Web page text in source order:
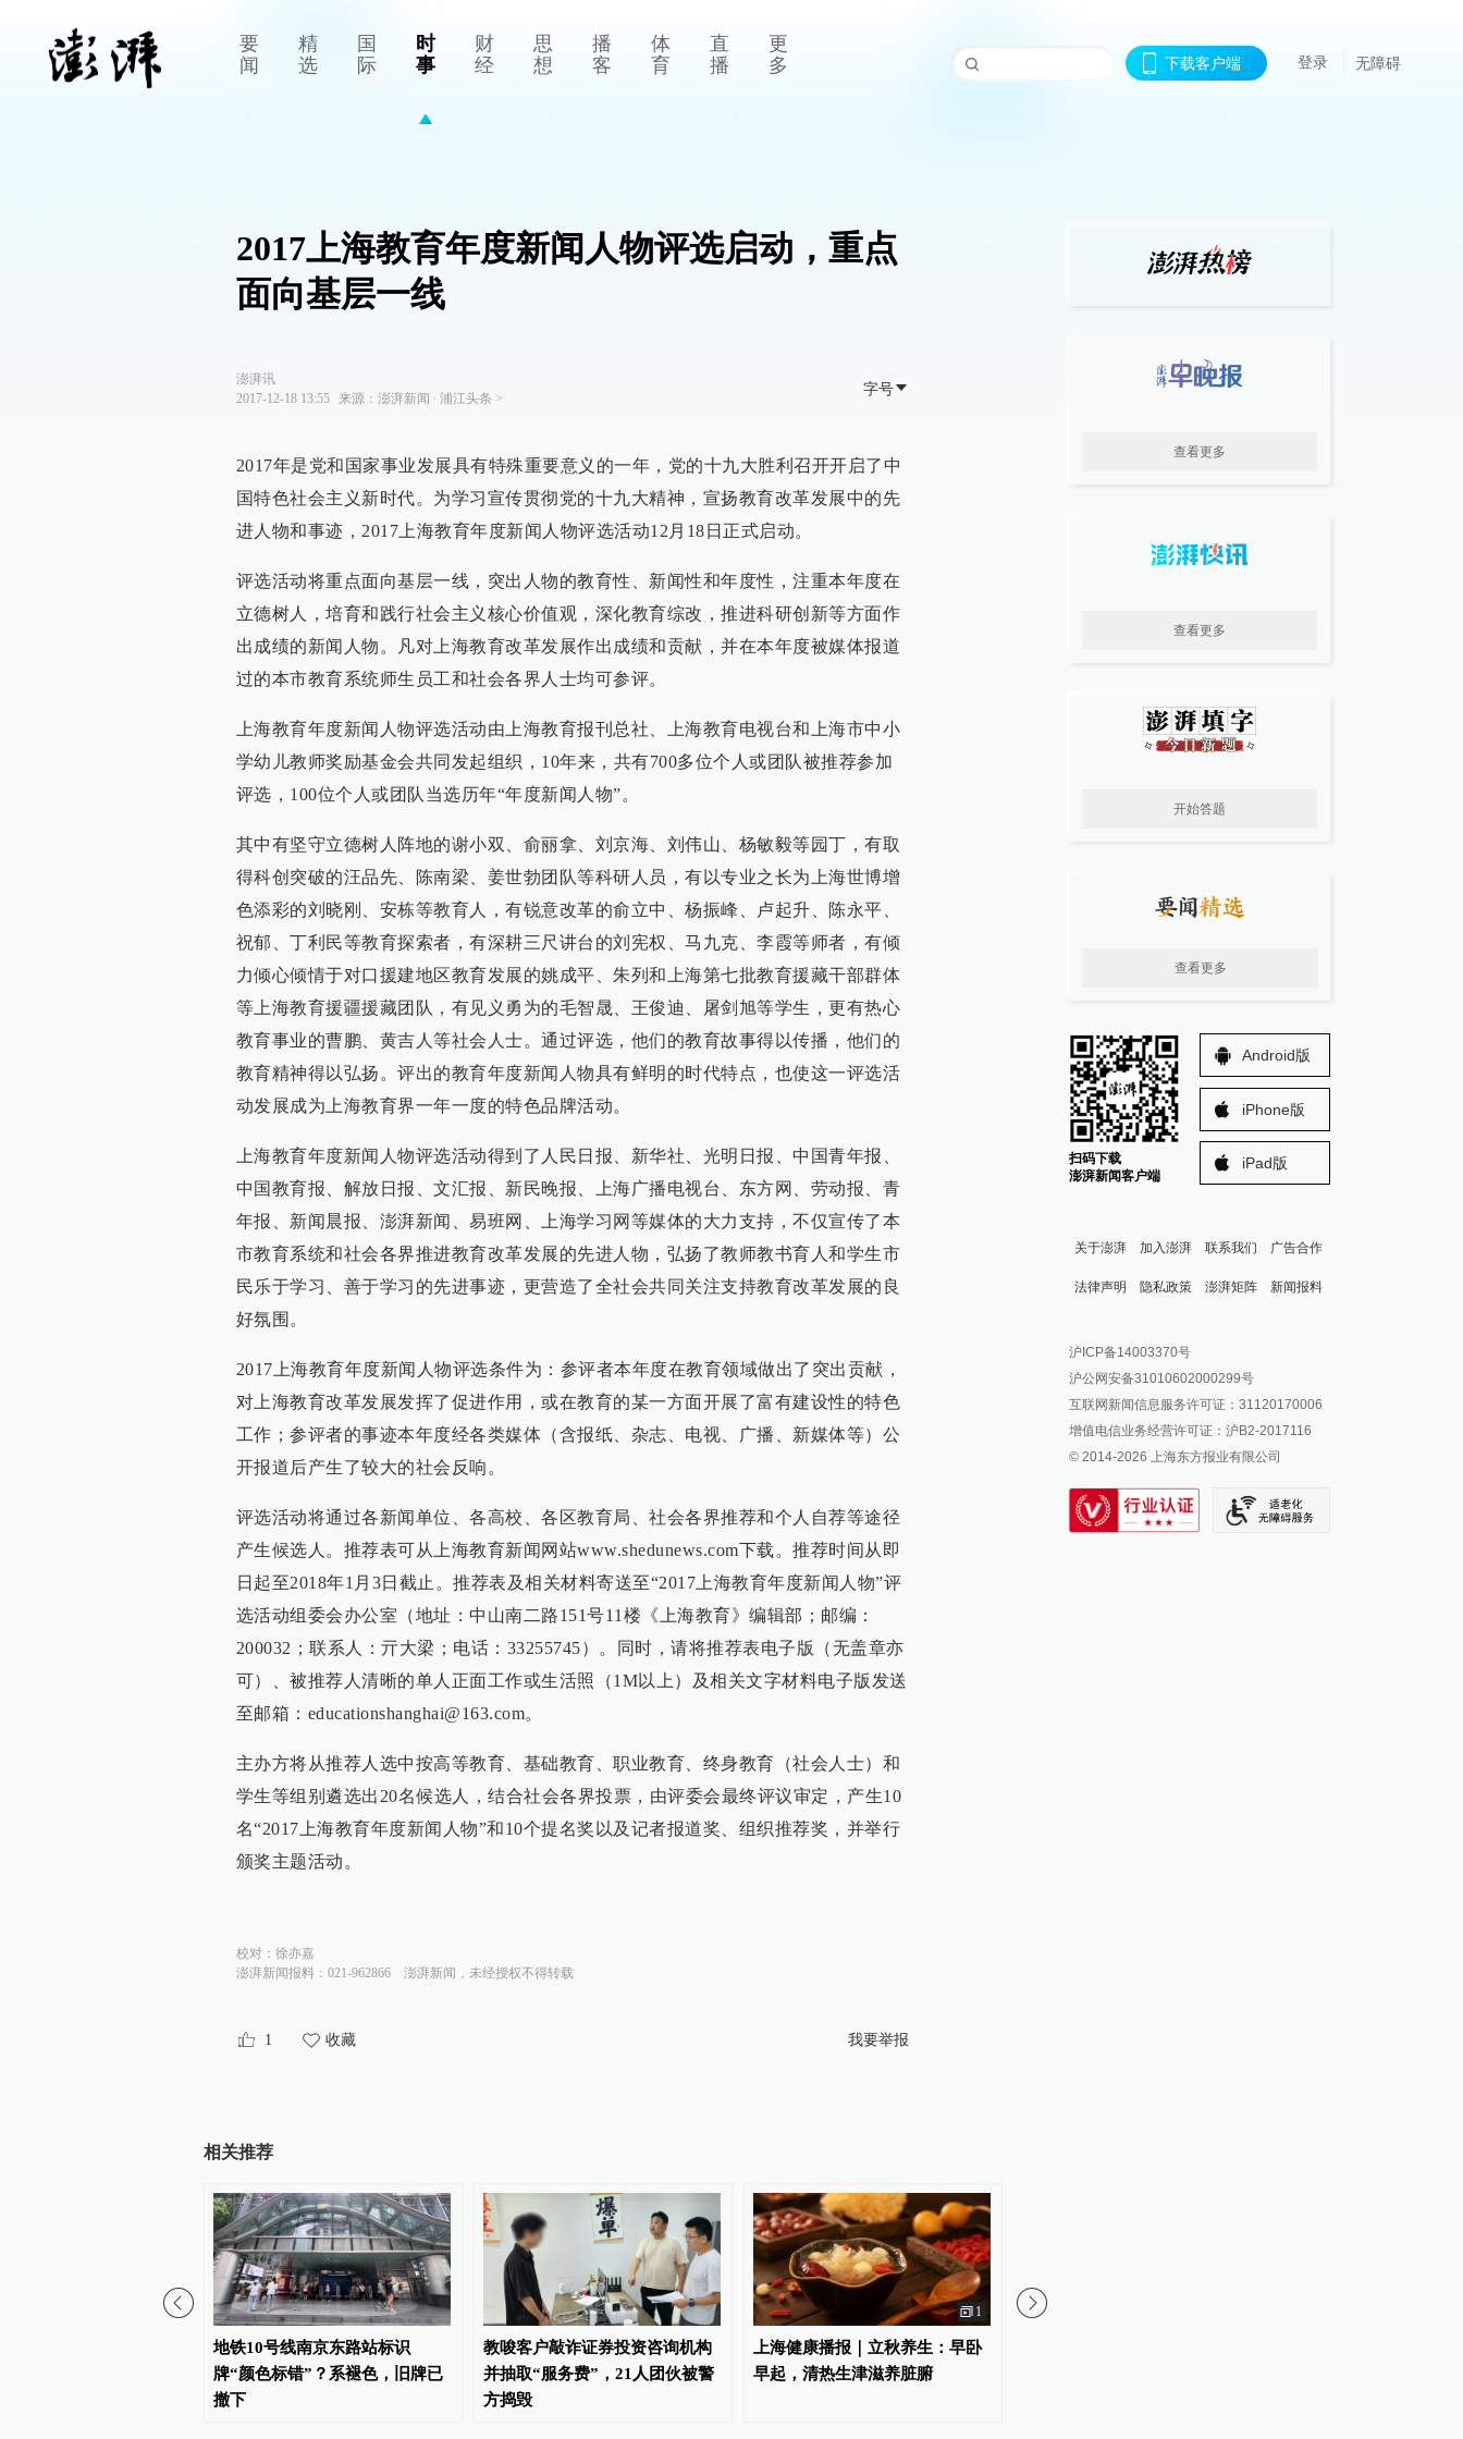
要
闻
精
选
国
际
时
事
财
经
思
想
播
客
体
育
直
播
更
多
下载客户端 登录 无障碍
2017上海教育年度新闻人物评选启动，重点
面向基层一线
澎湃讯
2017-12-18 13:55
来源： 澎湃新闻 ∙ 浦江头条 >
字号
2017年是党和国家事业发展具有特殊重要意义的一年，党的十九大胜利召开开启了中
国特色社会主义新时代。为学习宣传贯彻党的十九大精神，宣扬教育改革发展中的先
进人物和事迹，2017上海教育年度新闻人物评选活动12月18日正式启动。
评选活动将重点面向基层一线，突出人物的教育性、新闻性和年度性，注重本年度在
立德树人，培育和践行社会主义核心价值观，深化教育综改，推进科研创新等方面作
出成绩的新闻人物。凡对上海教育改革发展作出成绩和贡献，并在本年度被媒体报道
过的本市教育系统师生员工和社会各界人士均可参评。
上海教育年度新闻人物评选活动由上海教育报刊总社、上海教育电视台和上海市中小
学幼儿教师奖励基金会共同发起组织，10年来，共有700多位个人或团队被推荐参加
评选，100位个人或团队当选历年“年度新闻人物”。
其中有坚守立德树人阵地的谢小双、俞丽拿、刘京海、刘伟山、杨敏毅等园丁，有取
得科创突破的汪品先、陈南梁、姜世勃团队等科研人员，有以专业之长为上海世博增
色添彩的刘晓刚、安栋等教育人，有锐意改革的俞立中、杨振峰、卢起升、陈永平、
祝郁、丁利民等教育探索者，有深耕三尺讲台的刘宪权、马九克、李霞等师者，有倾
力倾心倾情于对口援建地区教育发展的姚成平、朱列和上海第七批教育援藏干部群体
等上海教育援疆援藏团队，有见义勇为的毛智晟、王俊迪、屠剑旭等学生，更有热心
教育事业的曹鹏、黄吉人等社会人士。通过评选，他们的教育故事得以传播，他们的
教育精神得以弘扬。评出的教育年度新闻人物具有鲜明的时代特点，也使这一评选活
动发展成为上海教育界一年一度的特色品牌活动。
上海教育年度新闻人物评选活动得到了人民日报、新华社、光明日报、中国青年报、
中国教育报、解放日报、文汇报、新民晚报、上海广播电视台、东方网、劳动报、青
年报、新闻晨报、澎湃新闻、易班网、上海学习网等媒体的大力支持，不仅宣传了本
市教育系统和社会各界推进教育改革发展的先进人物，弘扬了教师教书育人和学生市
民乐于学习、善于学习的先进事迹，更营造了全社会共同关注支持教育改革发展的良
好氛围。
2017上海教育年度新闻人物评选条件为：参评者本年度在教育领域做出了突出贡献，
对上海教育改革发展发挥了促进作用，或在教育的某一方面开展了富有建设性的特色
工作；参评者的事迹本年度经各类媒体（含报纸、杂志、电视、广播、新媒体等）公
开报道后产生了较大的社会反响。
评选活动将通过各新闻单位、各高校、各区教育局、社会各界推荐和个人自荐等途径
产生候选人。推荐表可从上海教育新闻网站www.shedunews.com下载。推荐时间从即
日起至2018年1月3日截止。推荐表及相关材料寄送至“2017上海教育年度新闻人物”评
选活动组委会办公室（地址：中山南二路151号11楼《上海教育》编辑部；邮编：
200032；联系人：亓大梁；电话：33255745）。同时，请将推荐表电子版（无盖章亦
可）、被推荐人清晰的单人正面工作或生活照（1M以上）及相关文字材料电子版发送
至邮箱：educationshanghai@163.com。
主办方将从推荐人选中按高等教育、基础教育、职业教育、终身教育（社会人士）和
学生等组别遴选出20名候选人，结合社会各界投票，由评委会最终评议审定，产生10
名“2017上海教育年度新闻人物”和10个提名奖以及记者报道奖、组织推荐奖，并举行
颁奖主题活动。
校对： 徐亦嘉
澎湃新闻报料：021-962866
澎湃新闻，未经授权不得转载
1 收藏 我要举报
相关推荐
地铁10号线南京东路站标识
牌“颜色标错”？系褪色，旧牌已
撤下
教唆客户敲诈证券投资咨询机构
并抽取“服务费”，21人团伙被警
方捣毁
1
上海健康播报｜立秋养生：早卧
早起，清热生津滋养脏腑
查看更多
查看更多
开始答题
查看更多
扫码下载
澎湃新闻客户端
Android版
iPhone版
iPad版
关于澎湃 加入澎湃 联系我们 广告合作
法律声明 隐私政策 澎湃矩阵
澎湃新闻公众号
澎湃新闻抖音号
派生万物开放平台
IP SHANGHAI
SIXTH TONE
新闻报料
报料邮箱: news@thepaper.cn
沪ICP备14003370号
沪公网安备31010602000299号
互联网新闻信息服务许可证：31120170006
增值电信业务经营许可证：沪B2-2017116
© 2014-2026 上海东方报业有限公司